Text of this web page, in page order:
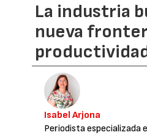
La industria
nueva
Isabel Arjona
Periodista especializada